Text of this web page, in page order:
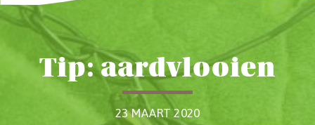
Tip: aardvlooien
23 MAART 2020